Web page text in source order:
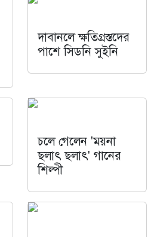
দাবানলে ক্ষতিগ্রস্তদের
পাশে সিডনি সুইনি
চলে গেলেন 'ময়না
ছলাৎ ছলাৎ' গানের
শিল্পী